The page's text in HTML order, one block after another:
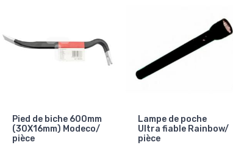
Pied de biche 600mm
(30X16mm) Modeco/
pièce
Lampe de poche
Ultra fiable Rainbow/
pièce